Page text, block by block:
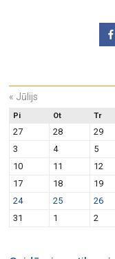
« Jūlijs
Pi Ot Tr
27 28 29
3
4 5
10
11 12
17
18 19
24
25 26
31
1 2